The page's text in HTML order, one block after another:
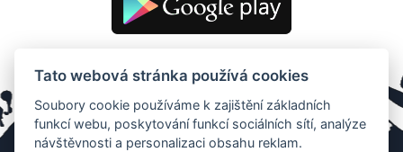
Tato webová stránka používá cookies
Soubory cookie používáme k zajištění základních
funkcí webu, poskytování funkcí sociálních sítí, analýze
návštěvnosti a personalizaci obsahu reklam.